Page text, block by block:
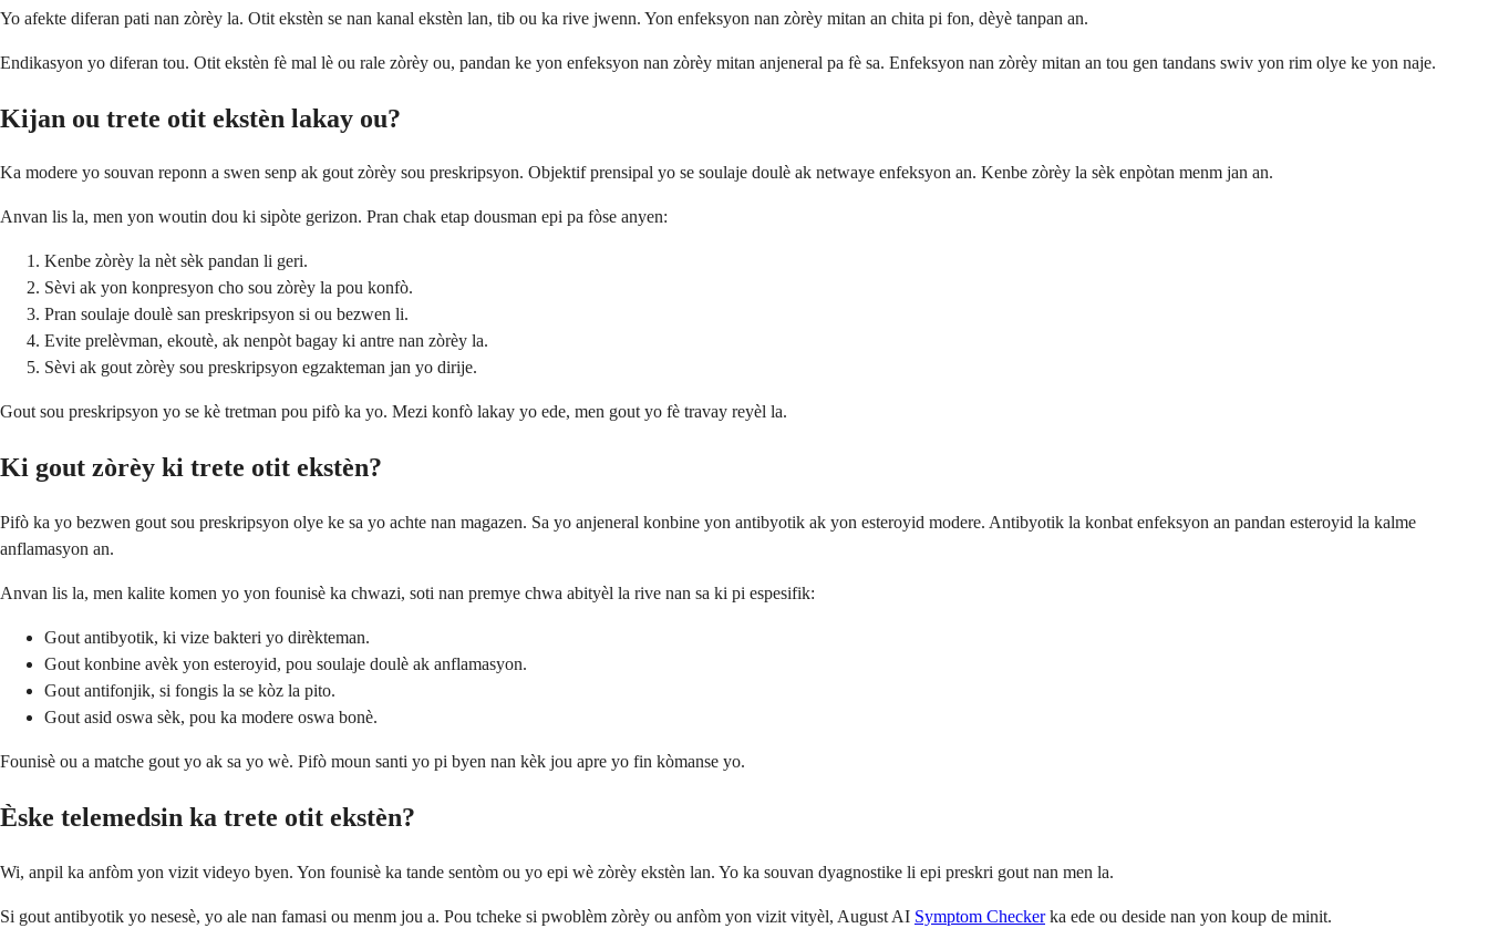
Yo afekte diferan pati nan zòrèy la. Otit ekstèn se nan kanal ekstèn lan, tib ou ka rive jwenn. Yon enfeksyon nan zòrèy mitan an chita pi fon, dèyè tanpan an.
Endikasyon yo diferan tou. Otit ekstèn fè mal lè ou rale zòrèy ou, pandan ke yon enfeksyon nan zòrèy mitan anjeneral pa fè sa. Enfeksyon nan zòrèy mitan an tou gen tandans swiv yon rim olye ke yon naje.
Kijan ou trete otit ekstèn lakay ou?
Ka modere yo souvan reponn a swen senp ak gout zòrèy sou preskripsyon. Objektif prensipal yo se soulaje doulè ak netwaye enfeksyon an. Kenbe zòrèy la sèk enpòtan menm jan an.
Anvan lis la, men yon woutin dou ki sipòte gerizon. Pran chak etap dousman epi pa fòse anyen:
Kenbe zòrèy la nèt sèk pandan li geri.
Sèvi ak yon konpresyon cho sou zòrèy la pou konfò.
Pran soulaje doulè san preskripsyon si ou bezwen li.
Evite prelèvman, ekoutè, ak nenpòt bagay ki antre nan zòrèy la.
Sèvi ak gout zòrèy sou preskripsyon egzakteman jan yo dirije.
Gout sou preskripsyon yo se kè tretman pou pifò ka yo. Mezi konfò lakay yo ede, men gout yo fè travay reyèl la.
Ki gout zòrèy ki trete otit ekstèn?
Pifò ka yo bezwen gout sou preskripsyon olye ke sa yo achte nan magazen. Sa yo anjeneral konbine yon antibyotik ak yon esteroyid modere. Antibyotik la konbat enfeksyon an pandan esteroyid la kalme
anflamasyon an.
Anvan lis la, men kalite komen yo yon founisè ka chwazi, soti nan premye chwa abityèl la rive nan sa ki pi espesifik:
Gout antibyotik, ki vize bakteri yo dirèkteman.
Gout konbine avèk yon esteroyid, pou soulaje doulè ak anflamasyon.
Gout antifonjik, si fongis la se kòz la pito.
Gout asid oswa sèk, pou ka modere oswa bonè.
Founisè ou a matche gout yo ak sa yo wè. Pifò moun santi yo pi byen nan kèk jou apre yo fin kòmanse yo.
Èske telemedsin ka trete otit ekstèn?
Wi, anpil ka anfòm yon vizit videyo byen. Yon founisè ka tande sentòm ou yo epi wè zòrèy ekstèn lan. Yo ka souvan dyagnostike li epi preskri gout nan men la.
Si gout antibyotik yo nesesè, yo ale nan famasi ou menm jou a. Pou tcheke si pwoblèm zòrèy ou anfòm yon vizit vityèl, August AI Symptom Checkerka ede ou deside nan yon koup de minit.